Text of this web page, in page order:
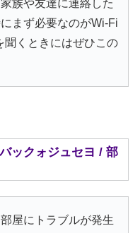
族や友達に連絡した
まず必要なのがWi-Fi
聞くときにはぜひこの
ックォジュセヨ / 部
屋にトラブルが発生